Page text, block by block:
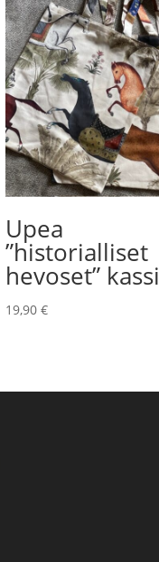
Upea
”historialliset
hevoset” kassi
19,90 €